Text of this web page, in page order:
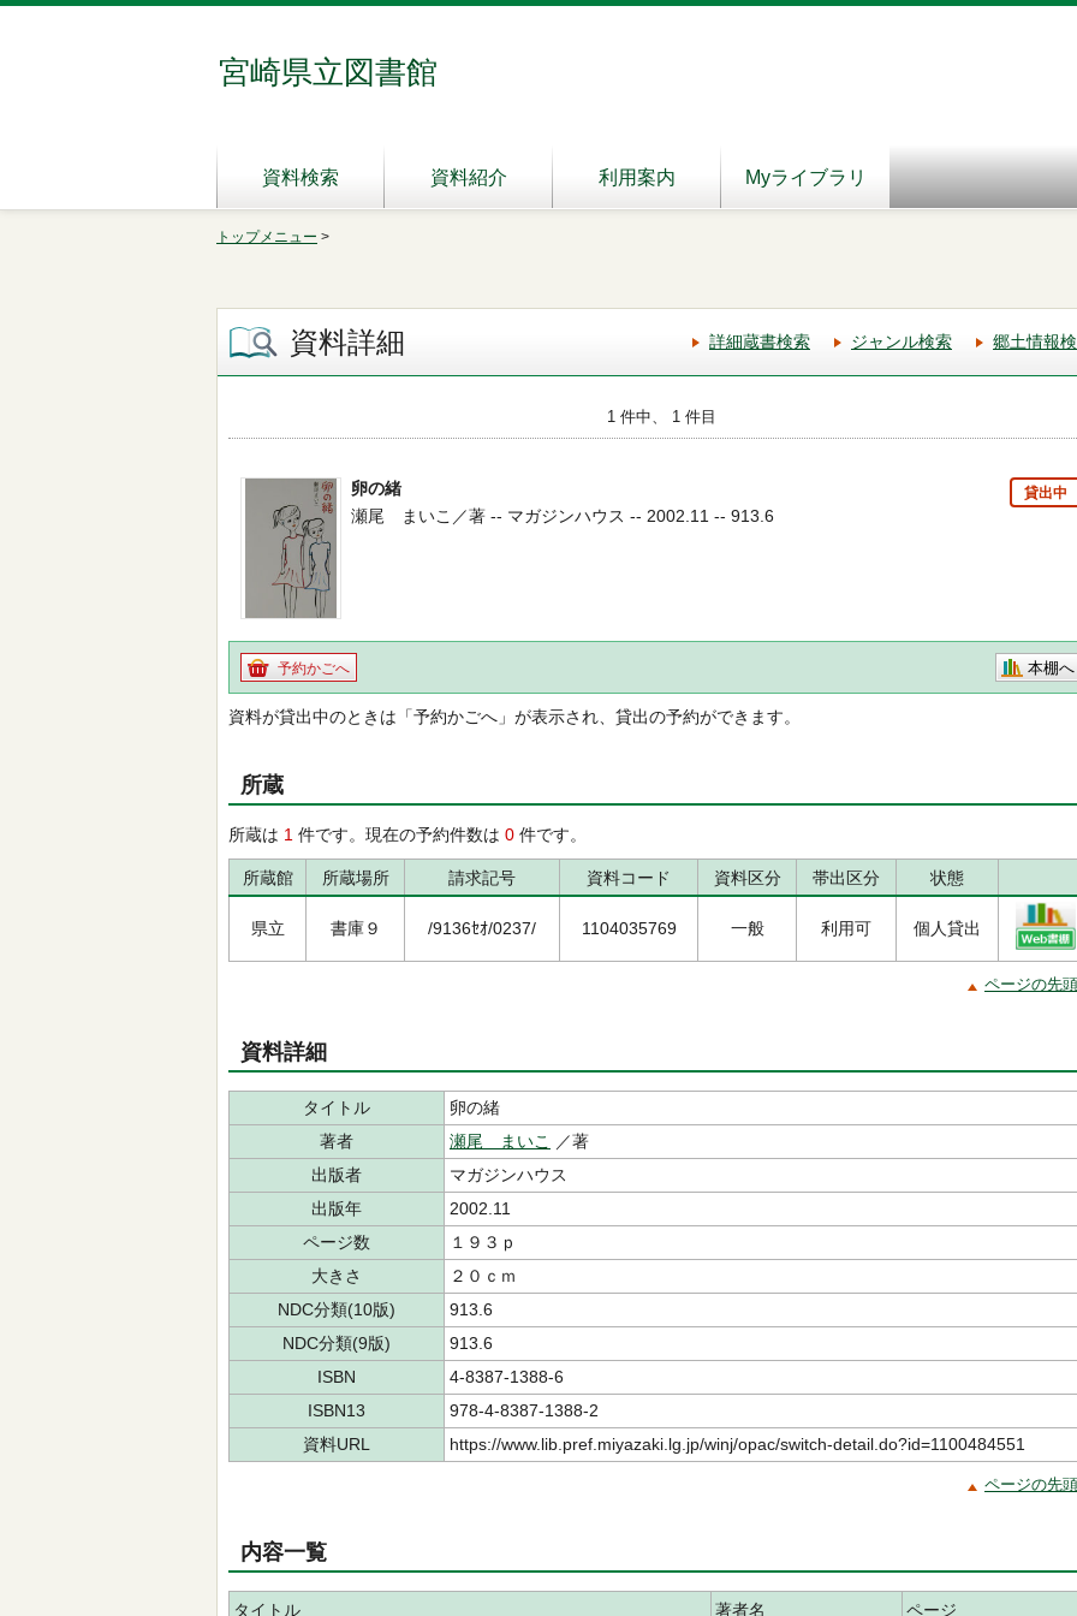
宮崎県立図書館
資料検索 資料紹介 利用案内 Myライブラリ
トップメニュー >
資料詳細 詳細蔵書検索 ジャンル検索 郷土情報
1 件中、 1 件目
卵の緒 貸出中
瀬尾 まいこ／著 -- マガジンハウス -- 2002.11 -- 913.6
予約かごへ 本棚へ
資料が貸出中のときは「予約かごへ」が表示され、貸出の予約ができます。
所蔵
所蔵は 1 件です。現在の予約件数は 0 件です。
所蔵館 所蔵場所 請求記号 資料コード 資料区分 帯出区分 状態
県立 書庫９ /9136ｾｵ/0237/ 1104035769 一般 利用可 個人貸出
ページの先
資料詳細
タイトル
卵の緒
著者
瀬尾 まいこ
／著
出版者
マガジンハウス
出版年
2002.11
ページ数
１９３ｐ
大きさ
２０ｃｍ
NDC分類(10版)
913.6
NDC分類(9版)
913.6
ISBN
4-8387-1388-6
ISBN13
978-4-8387-1388-2
資料URL
https://www.lib.pref.miyazaki.lg.jp/winj/opac/switch-detail.do?id=1100484551
ページの先
内容一覧
タイトル 著者名 ページ